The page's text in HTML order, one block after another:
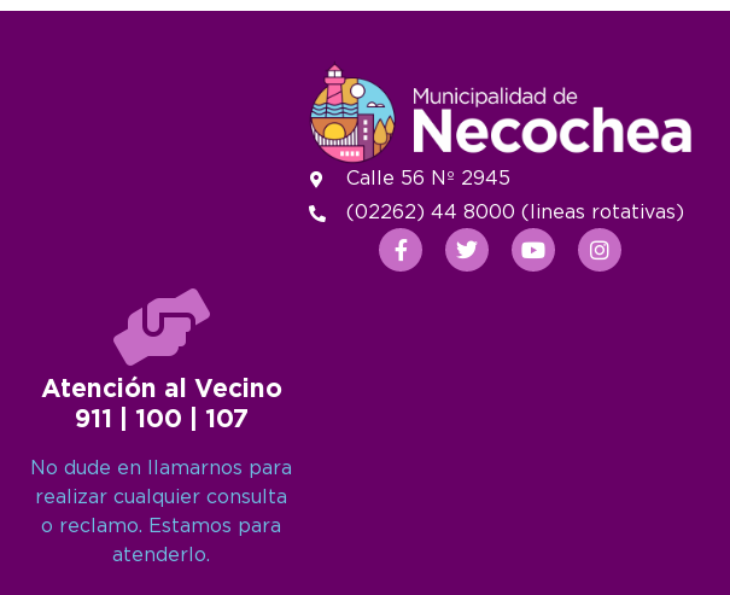
Atención al Vecino
911 | 100 | 107
No dude en llamarnos para
realizar cualquier consulta
o reclamo. Estamos para
atenderlo.
Calle 56 Nº 2945
(02262) 44 8000 (lineas rotativas)